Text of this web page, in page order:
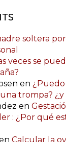
soltera
veces se
en
trompa? ¿y
en
: ¿Por qué
Calcular la